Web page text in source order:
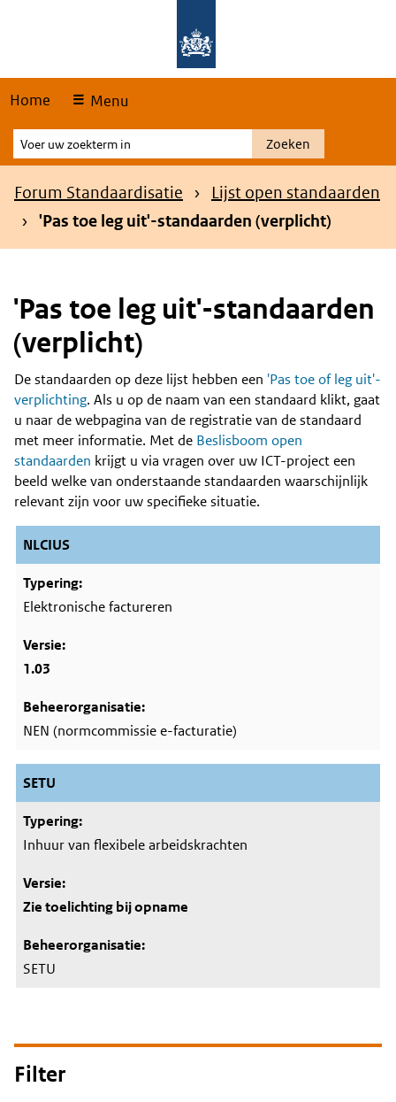
Home Menu
Voer
uw
zoekterm
Zoeken
Kruimelpad
Forum Standaardisatie
Lijst open standaarden
'Pas toe leg uit'-standaarden (verplicht)
'Pas toe leg uit'-standaarden
(verplicht)
Content
De standaarden op deze lijst hebben een 'Pas toe of leg uit'-
verplichting. Als u op de naam van een standaard klikt, gaat
u naar de webpagina van de registratie van de standaard
met meer informatie. Met de Beslisboom open
standaarden krijgt u via vragen over uw ICT-project een
beeld welke van onderstaande standaarden waarschijnlijk
relevant zijn voor uw specifieke situatie.
NLCIUS
Elektronische factureren
1.03
NEN (normcommissie e-facturatie)
SETU
Inhuur van flexibele arbeidskrachten
Zie toelichting bij opname
SETU
Filter